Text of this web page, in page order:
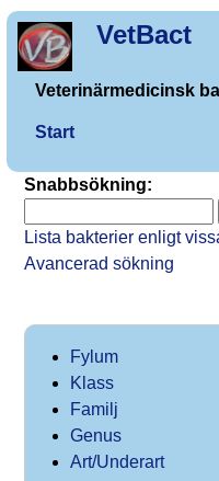
VetBact
Veterinärmedicinsk
Start
Snabbsökning:
Lista bakterier enligt
Avancerad sökning
Fylum
Klass
Familj
Genus
Art/Underart